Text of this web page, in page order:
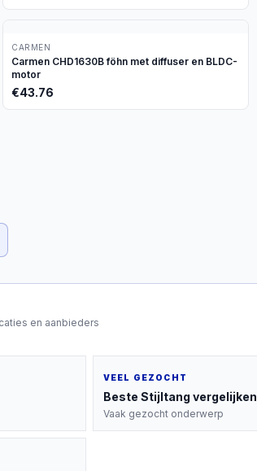
CARMEN
Carmen CHD1630B föhn met diffuser en BLDC-
motor
€43.76
en aanbieders
VEEL GEZOCHT
Beste Stijltang vergelijken
Vaak gezocht onderwerp